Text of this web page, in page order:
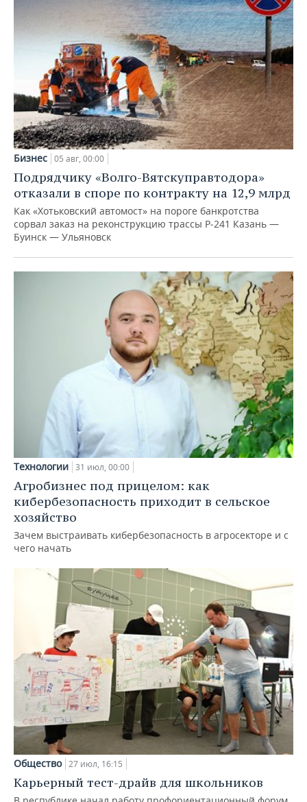
Бизнес 05 авг, 00:00
Подрядчику «Волго-Вятскуправтодора»
отказали в споре по контракту на 12,9 млрд
Как «Хотьковский автомост» на пороге банкротства
сорвал заказ на реконструкцию трассы Р‑241 Казань —
Буинск — Ульяновск
Технологии 31 июл, 00:00
Агробизнес под прицелом: как
кибербезопасность приходит в сельское
хозяйство
Зачем выстраивать кибербезопасность в агросекторе и с
чего начать
Общество 27 июл, 16:15
Карьерный тест-драйв для школьников